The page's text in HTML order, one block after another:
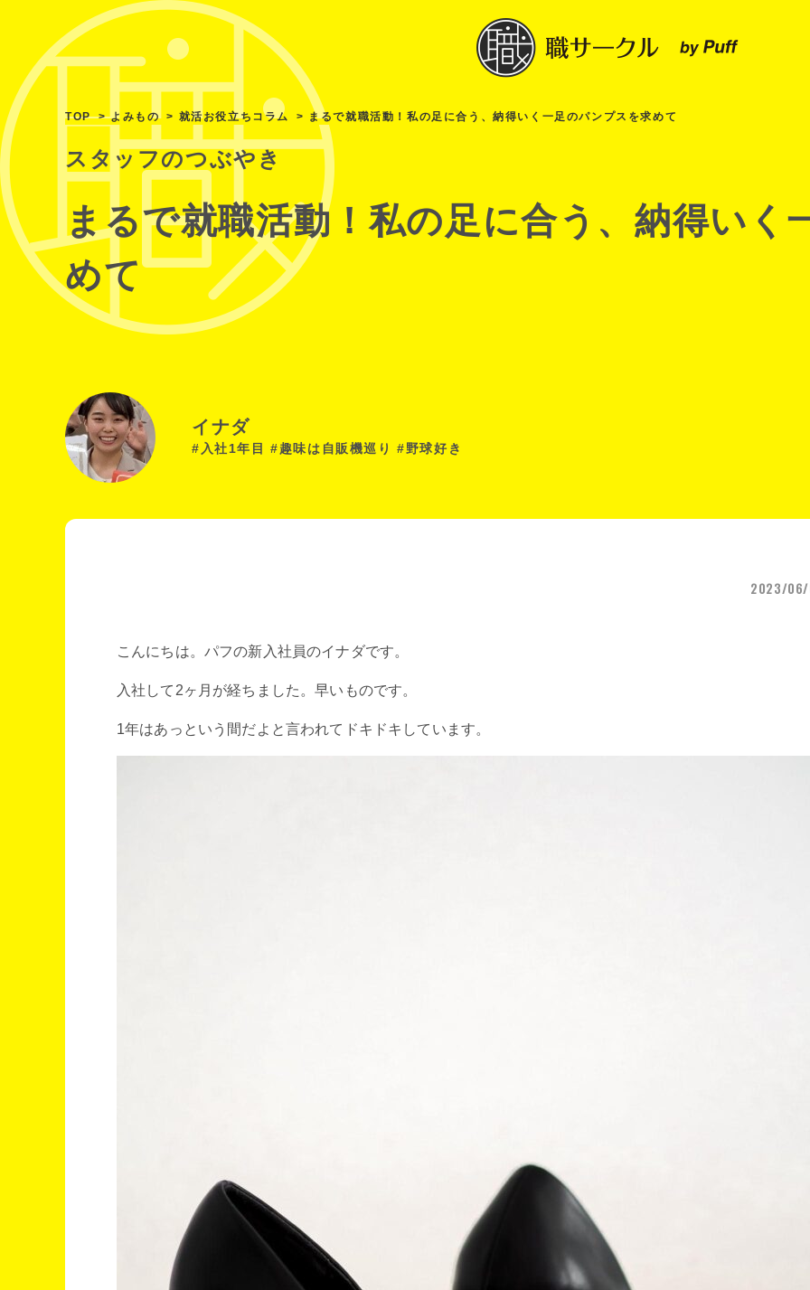
TOP よみもの 就活お役立ちコラム まるで就職活動！私の足に合う、納得いく一足のパンプスを求めて
スタッフのつぶやき
まるで就職活動！私の足に合う、納得いく
めて
イナダ
#入社1年目 #趣味は自販機巡り #野球好き
2023/06/
こんにちは。パフの新入社員のイナダです。
入社して2ヶ月が経ちました。早いものです。
1年はあっという間だよと言われてドキドキしています。